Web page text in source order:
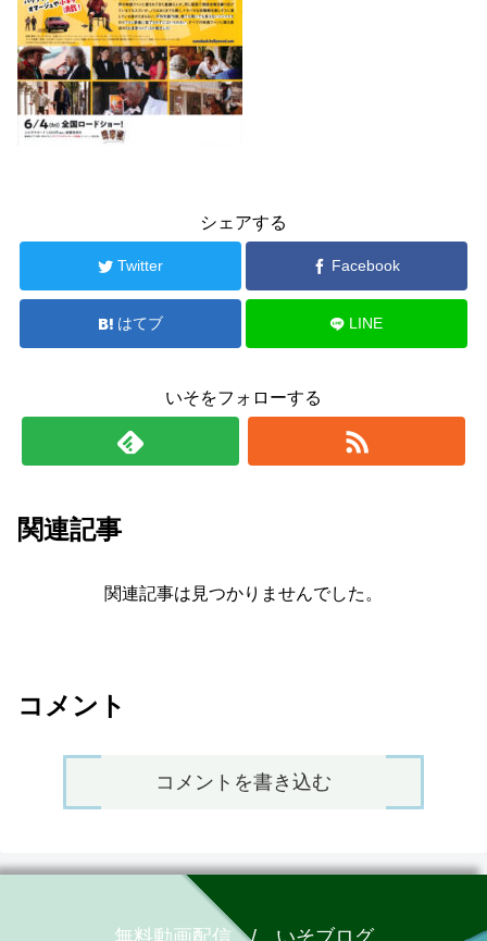
シェアする
Twitter Facebook
はてブ LINE
いそをフォローする
関連記事
関連記事は見つかりませんでした。
コメント
コメントを書き込む